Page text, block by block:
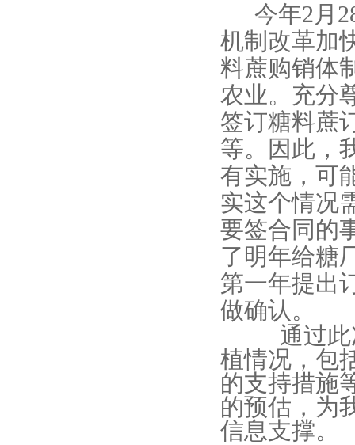
今年2月
机制改革加
料蔗购销体
农业。充分
签订糖料蔗
等。因此，
有实施，可
实这个情况
要签合同的
了明年给糖
第一年提出
做确认。
通过此
植情况，包
的支持措施
的预估，为
信息支撑。